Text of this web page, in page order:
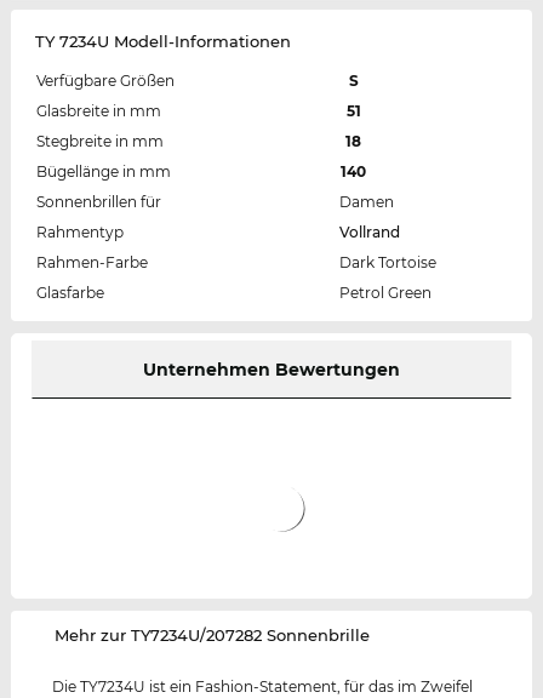
TY 7234U Modell-Informationen
Verfügbare Größen
S
Glasbreite in mm
51
Stegbreite in mm
18
Bügellänge in mm
140
Sonnenbrillen für
Damen
Rahmentyp
Vollrand
Rahmen-Farbe
Dark Tortoise
Glasfarbe
Petrol Green
Unternehmen Bewertungen
‌Mehr zur TY7234U/207282 Sonnenbrille
Die TY7234U ist ein Fashion-Statement, für das im Zweifel